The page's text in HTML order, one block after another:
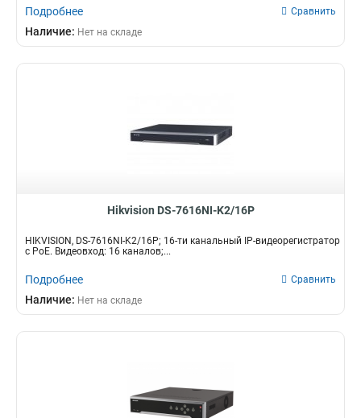
Подробнее Сравнить
Наличие: Нет на складе
Hikvision DS-7616NI-K2/16P
HIKVISION, DS-7616NI-K2/16P; 16-ти канальный IP-видеорегистратор
с PoE. Видеовход: 16 каналов;...
Подробнее Сравнить
Наличие: Нет на складе